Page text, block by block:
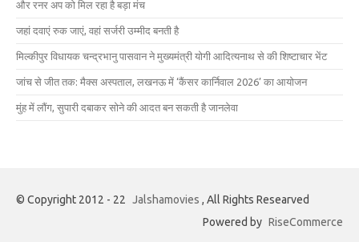
और रनर अप को मिल रहा है बड़ा मंच
जहां दवाएं रुक जाएं, वहां सर्जरी उम्मीद बनती है
मिल्कीपुर विधायक चन्द्रभानु पासवान ने मुख्यमंत्री योगी आदित्यनाथ से की शिष्टाचार भेंट
जांच से जीत तक: मैक्स अस्पताल, लखनऊ में ‘कैंसर कार्निवाल 2026’ का आयोजन
मुंह में लौंग, सुपारी दबाकर सोने की आदत बन सकती है जानलेवा
© Copyright 2012 - 22 Jalshamovies , All Rights Researved
Powered by RiseCommerce